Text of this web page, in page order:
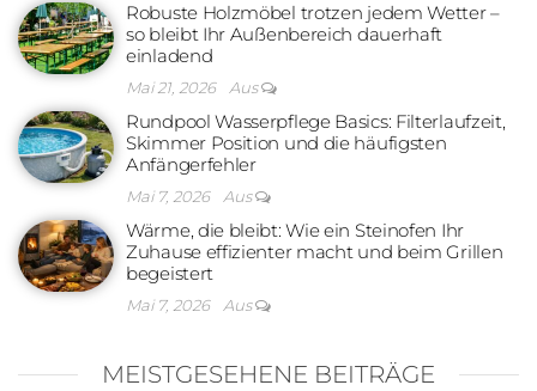
Robuste Holzmöbel trotzen jedem Wetter –
so bleibt Ihr Außenbereich dauerhaft
einladend
Mai 21, 2026 Aus
Rundpool Wasserpflege Basics: Filterlaufzeit,
Skimmer Position und die häufigsten
Anfängerfehler
Mai 7, 2026 Aus
Wärme, die bleibt: Wie ein Steinofen Ihr
Zuhause effizienter macht und beim Grillen
begeistert
Mai 7, 2026 Aus
MEISTGESEHENE BEITRÄGE